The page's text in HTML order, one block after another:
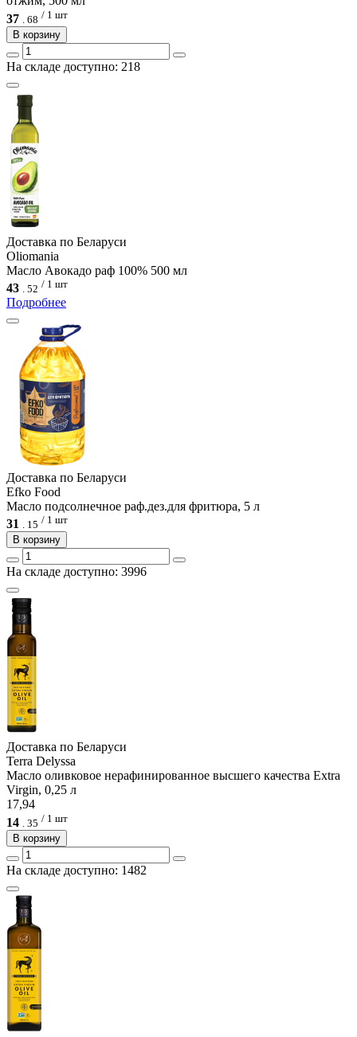
37
68 / 1 шт
В корзину
На складе доступно: 218
Доcтавка по Беларуси
Oliomania
Масло Авокадо раф 100% 500 мл
43 . 52 / 1 шт
Подробнее
Доcтавка по Беларуси
Efko Food
Масло подсолнечное раф.дез.для фритюра, 5 л
31 . 15 / 1 шт
В корзину
На складе доступно: 3996
Доcтавка по Беларуси
Terra Delyssa
Масло оливковое нерафинированное высшего качества Extra
Virgin, 0,25 л
17,94
14
35 / 1 шт
В корзину
На складе доступно: 1482